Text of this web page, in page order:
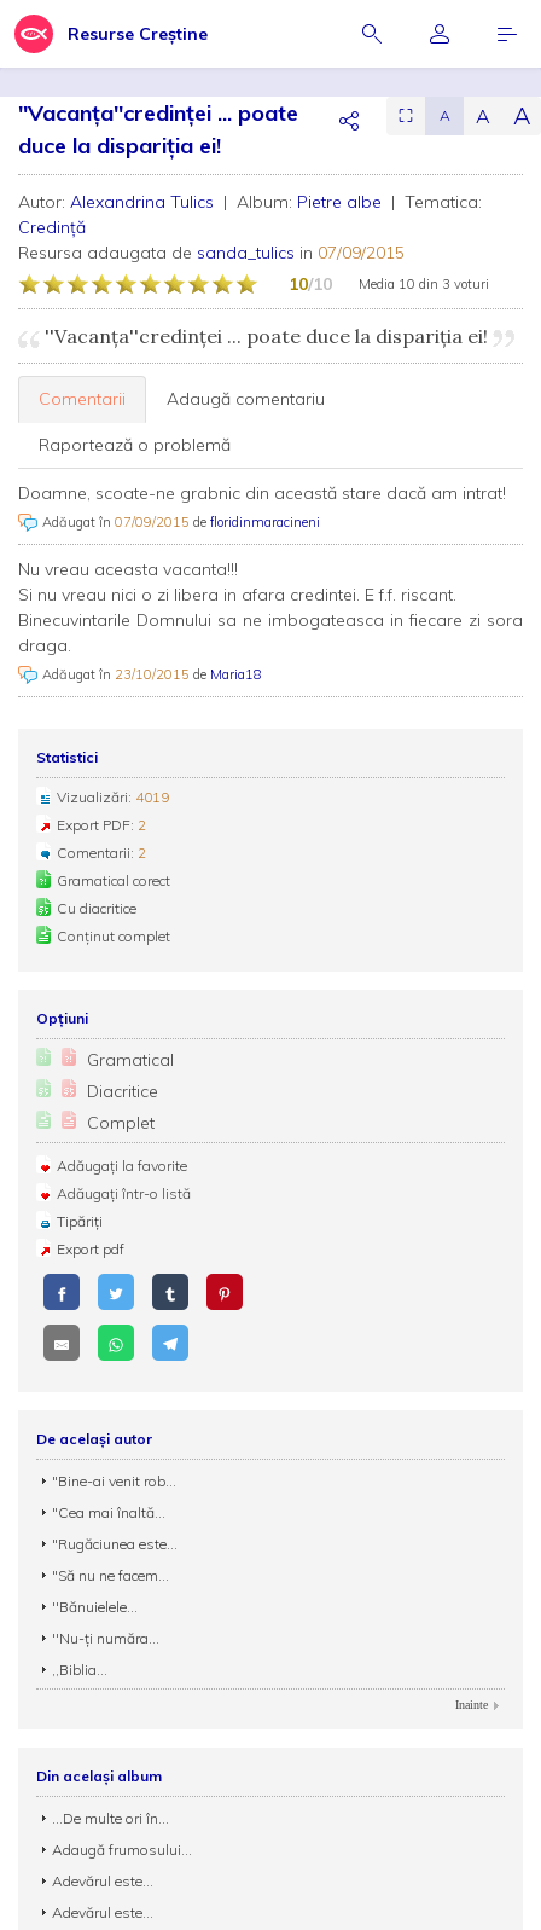
Resurse Creștine
''Vacanța''credinței ... poate
duce la dispariția ei!
⛶ A A A
Autor: Alexandrina Tulics | Album: Pietre albe | Tematica:
Credință
Resursa adaugata de sanda_tulics in 07/09/2015
10/10 Media 10 din 3 voturi
''Vacanța''credinței ... poate duce la dispariția ei!
Comentarii Adaugă comentariu
Raportează o problemă
Doamne, scoate-ne grabnic din această stare dacă am intrat!
Adăugat în 07/09/2015 de floridinmaracineni
Nu vreau aceasta vacanta!!!
Si nu vreau nici o zi libera in afara credintei. E f.f. riscant.
Binecuvintarile Domnului sa ne imbogateasca in fiecare zi sora
draga.
Adăugat în 23/10/2015 de Maria18
Statistici
Vizualizări: 4019
Export PDF: 2
Comentarii: 2
Gramatical corect
Cu diacritice
Conținut complet
Opțiuni
Gramatical
Diacritice
Complet
Adăugați la favorite
Adăugați într-o listă
Tipăriți
Export pdf
De același autor
"Bine-ai venit rob...
"Cea mai înaltă...
"Rugăciunea este...
"Să nu ne facem...
''Bănuielele...
''Nu-ți număra...
,,Biblia...
Inainte
Din același album
...De multe ori în...
Adaugă frumosului...
Adevărul este...
Adevărul este...